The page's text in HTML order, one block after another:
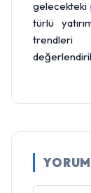
gelecekteki
türlü
trendleri